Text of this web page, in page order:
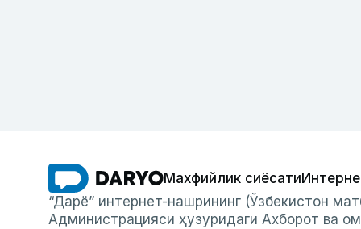
Махфийлик сиёсати
“Дарё” интернет-нашрининг (Ўзбекистон
Администрацияси ҳузуридаги Ахборот ва